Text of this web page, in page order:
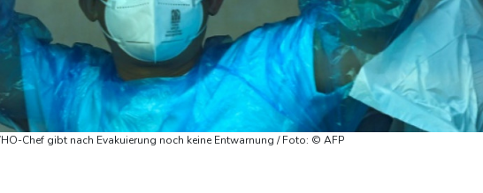
Chef gibt nach Evakuierung noch keine Entwarnung / Foto: © AFP